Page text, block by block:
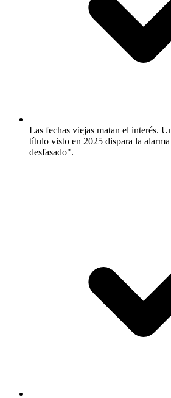
Las fechas viejas matan el interés.
título visto en 2025 dispara la
desfasado".